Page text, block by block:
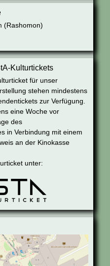
(Rashomon)
Kulturtickets
für unser
stehen mindestens
zur Verfügung.
eine Woche vor
des
in Verbindung mit einem
an der Kinokasse
unter: